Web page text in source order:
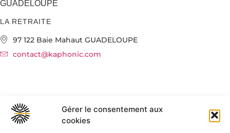
Gérer le consentement aux
cookies
GUADELOUPE
LA RETRAITE
97 122 Baie Mahaut GUADELOUPE
contact@kaphonic.com
Mentions légales
Conditions générales de vente
Politique de confidentialité Politique de cookies